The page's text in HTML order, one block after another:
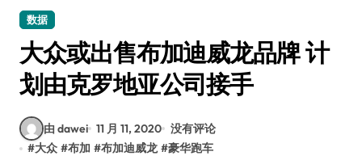
数据
大众或出售布加迪威龙品牌 计
划由克罗地亚公司接手
由 dawei 11 月 11, 2020 没有评论
#大众 #布加 #布加迪威龙 #豪华跑车